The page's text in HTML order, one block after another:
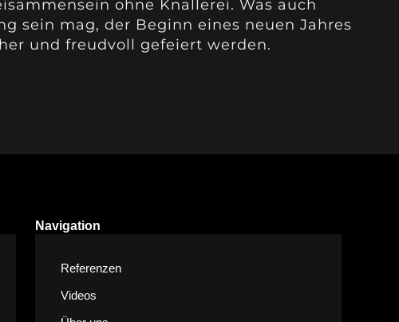
ohne Knallerei. Was auch
sein mag, der Beginn eines neuen Jahres
und freudvoll gefeiert werden.
Navigation
Referenzen
Videos